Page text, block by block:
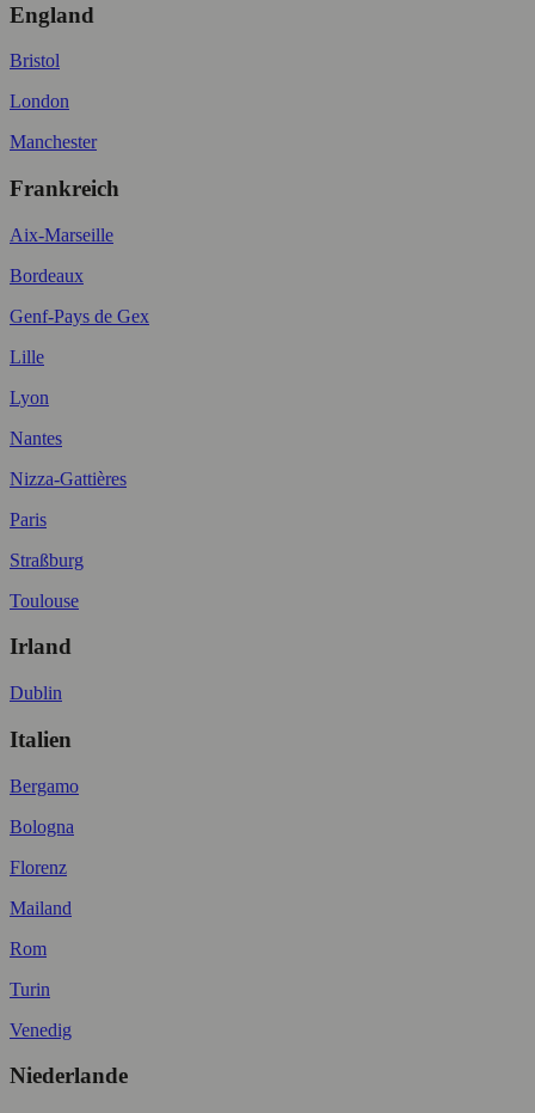
England
Bristol
London
Manchester
Frankreich
Aix-Marseille
Bordeaux
Genf-Pays de Gex
Lille
Lyon
Nantes
Nizza-Gattières
Paris
Straßburg
Toulouse
Irland
Dublin
Italien
Bergamo
Bologna
Florenz
Mailand
Rom
Turin
Venedig
Niederlande